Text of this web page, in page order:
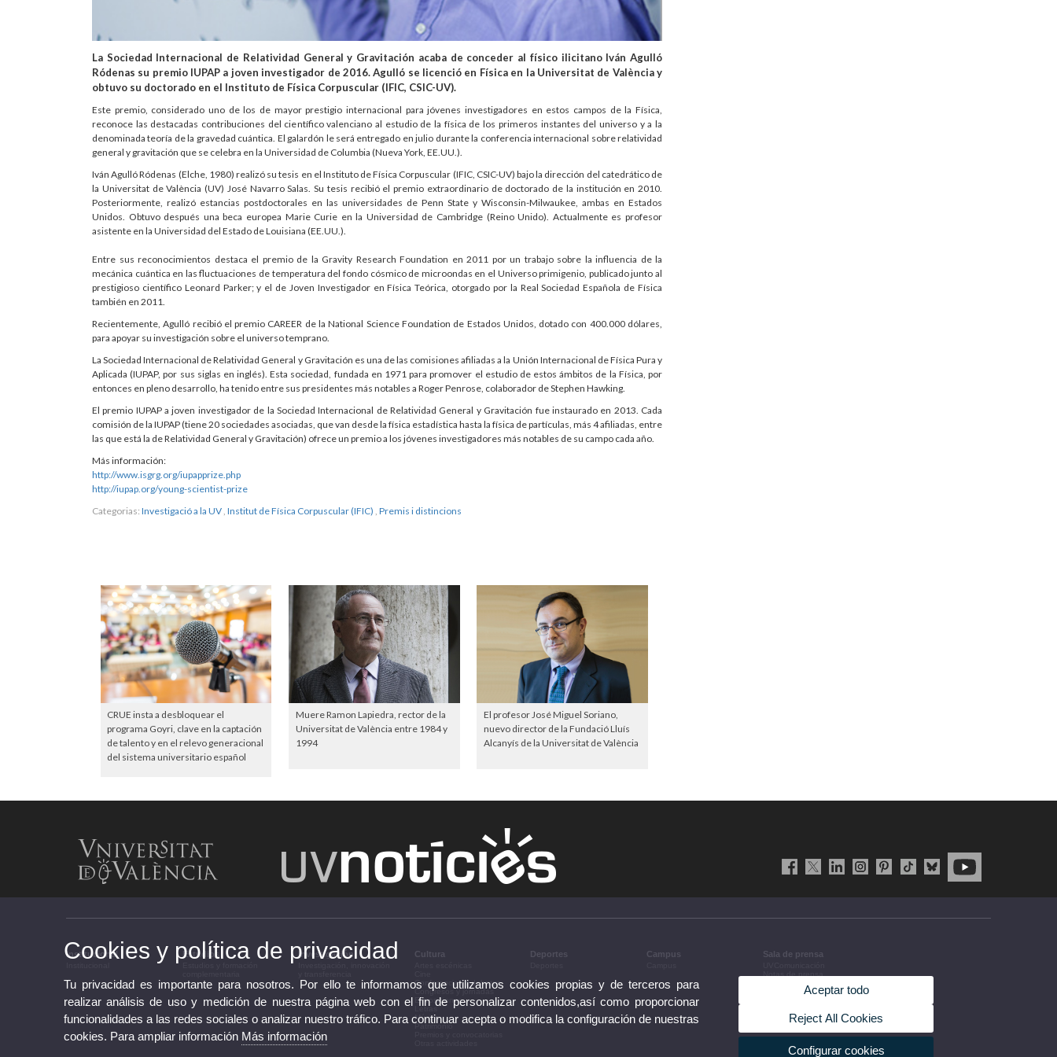
La Sociedad Internacional de Relatividad General y Gravitación acaba de conceder al físico ilicitano Iván Agulló
Ródenas su premio IUPAP a joven investigador de 2016. Agulló se licenció en Física en la Universitat de València y
obtuvo su doctorado en el Instituto de Física Corpuscular (IFIC, CSIC-UV).
Este premio, considerado uno de los de mayor prestigio internacional para jóvenes investigadores en estos campos de la Física,
reconoce las destacadas contribuciones del científico valenciano al estudio de la física de los primeros instantes del universo y a la
denominada teoría de la gravedad cuántica. El galardón le será entregado en julio durante la conferencia internacional sobre relatividad
general y gravitación que se celebra en la Universidad de Columbia (Nueva York, EE.UU.).
Iván Agulló Ródenas (Elche, 1980) realizó su tesis en el Instituto de Física Corpuscular (IFIC, CSIC-UV) bajo la dirección del catedrático de
la Universitat de València (UV) José Navarro Salas. Su tesis recibió el premio extraordinario de doctorado de la institución en 2010.
Posteriormente, realizó estancias postdoctorales en las universidades de Penn State y Wisconsin-Milwaukee, ambas en Estados
Unidos. Obtuvo después una beca europea Marie Curie en la Universidad de Cambridge (Reino Unido). Actualmente es profesor
asistente en la Universidad del Estado de Louisiana (EE.UU.).
Entre sus reconocimientos destaca el premio de la Gravity Research Foundation en 2011 por un trabajo sobre la influencia de la
mecánica cuántica en las fluctuaciones de temperatura del fondo cósmico de microondas en el Universo primigenio, publicado junto al
prestigioso científico Leonard Parker; y el de Joven Investigador en Física Teórica, otorgado por la Real Sociedad Española de Física
también en 2011.
Recientemente, Agulló recibió el premio CAREER de la National Science Foundation de Estados Unidos, dotado con 400.000 dólares,
para apoyar su investigación sobre el universo temprano.
La Sociedad Internacional de Relatividad General y Gravitación es una de las comisiones afiliadas a la Unión Internacional de Física Pura y
Aplicada (IUPAP, por sus siglas en inglés). Esta sociedad, fundada en 1971 para promover el estudio de estos ámbitos de la Física, por
entonces en pleno desarrollo, ha tenido entre sus presidentes más notables a Roger Penrose, colaborador de Stephen Hawking.
El premio IUPAP a joven investigador de la Sociedad Internacional de Relatividad General y Gravitación fue instaurado en 2013. Cada
comisión de la IUPAP (tiene 20 sociedades asociadas, que van desde la física estadística hasta la física de partículas, más 4 afiliadas, entre
las que está la de Relatividad General y Gravitación) ofrece un premio a los jóvenes investigadores más notables de su campo cada año.
Más información:
http://www.isgrg.org/iupapprize.php
http://iupap.org/young-scientist-prize
Categorias: Investigació a la UV Institut de Física Corpuscular (IFIC) Premis i distincions
CRUE insta a desbloquear el
programa Goyri, clave en la captación
de talento y en el relevo generacional
del sistema universitario español
Muere Ramon Lapiedra, rector de la
Universitat de València entre 1984 y
1994
El profesor José Miguel Soriano,
nuevo director de la Fundació Lluís
Alcanyís de la Universitat de València
Institucional Estudios Investigación Cultura
Conferencias y debates
Congresos y jornadas
Exposiciones
Letras
Música
Patrimonio
Deportes Campus Sala de prensa
Acuerdos de gobierno
Cookies y política de privacidad
Tu privacidad es importante para nosotros. Por ello te informamos que utilizamos cookies propias y de terceros para
realizar análisis de uso y medición de nuestra página web con el fin de personalizar contenidos,así como proporcionar
funcionalidades a las redes sociales o analizar nuestro tráfico. Para continuar acepta o modifica la configuración de nuestras
cookies. Para ampliar información Más información
Aceptar todo
Reject All Cookies
Configurar cookies